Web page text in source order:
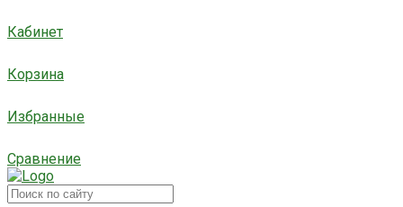
Кабинет
Корзина
Избранные
Сравнение